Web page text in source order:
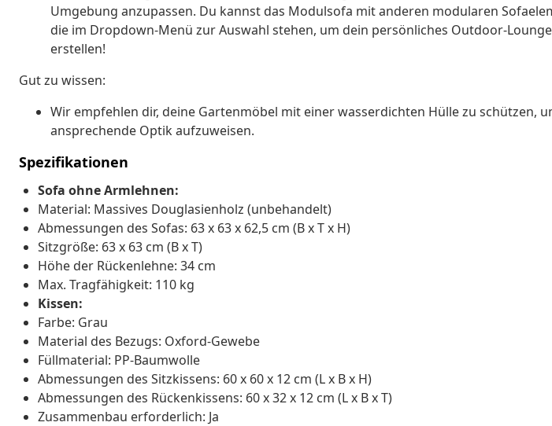
Umgebung anzupassen. Du kannst das Modulsofa mit anderen modularen
die im Dropdown-Menü zur Auswahl stehen, um dein persönliches Outdoor-
erstellen!
Gut zu wissen:
Wir empfehlen dir, deine Gartenmöbel mit einer wasserdichten Hülle zu schützen,
ansprechende Optik aufzuweisen.
Spezifikationen
Sofa ohne Armlehnen:
Material: Massives Douglasienholz (unbehandelt)
Abmessungen des Sofas: 63 x 63 x 62,5 cm (B x T x H)
Sitzgröße: 63 x 63 cm (B x T)
Höhe der Rückenlehne: 34 cm
Max. Tragfähigkeit: 110 kg
Kissen:
Farbe: Grau
Material des Bezugs: Oxford-Gewebe
Füllmaterial: PP-Baumwolle
Abmessungen des Sitzkissens: 60 x 60 x 12 cm (L x B x H)
Abmessungen des Rückenkissens: 60 x 32 x 12 cm (L x B x T)
Zusammenbau erforderlich: Ja